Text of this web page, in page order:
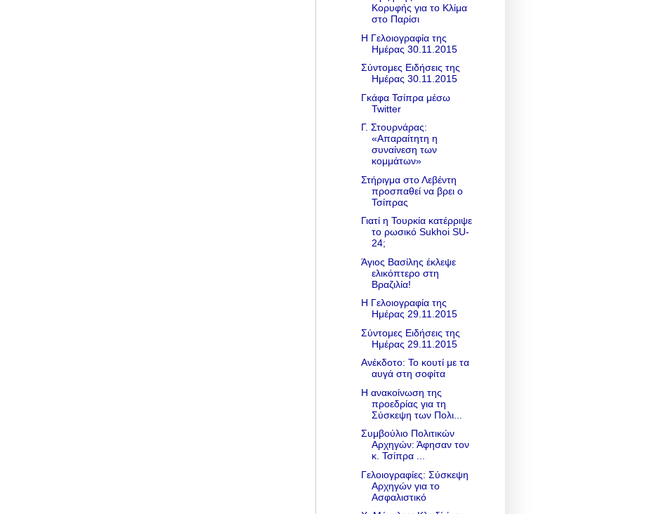
Κορυφής για το Κλίμα
στο Παρίσι
Η Γελοιογραφία της
Ημέρας 30.11.2015
Σύντομες Ειδήσεις της
Ημέρας 30.11.2015
Γκάφα Τσίπρα μέσω
Twitter
Γ. Στουρνάρας:
«Απαραίτητη η
συναίνεση των
κομμάτων»
Στήριγμα στο Λεβέντη
προσπαθεί να βρει ο
Τσίπρας
Γιατί η Τουρκία κατέρριψε
το ρωσικό Sukhoi SU-
24;
Άγιος Βασίλης έκλεψε
ελικόπτερο στη
Βραζιλία!
Η Γελοιογραφία της
Ημέρας 29.11.2015
Σύντομες Ειδήσεις της
Ημέρας 29.11.2015
Ανέκδοτο: Το κουτί με τα
αυγά στη σοφίτα
Η ανακοίνωση της
προεδρίας για τη
Σύσκεψη των Πολι...
Συμβούλιο Πολιτικών
Αρχηγών: Άφησαν τον
κ. Τσίπρα ...
Γελοιογραφίες: Σύσκεψη
Αρχηγών για το
Ασφαλιστικό